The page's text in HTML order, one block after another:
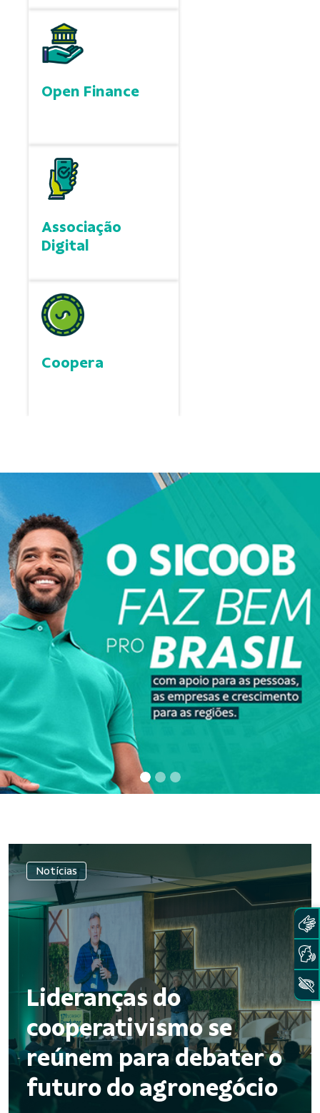
Open Finance
Associação
Digital
Coopera
Notícias
Lideranças do
cooperativismo se
reúnem para debater o
futuro do agronegócio